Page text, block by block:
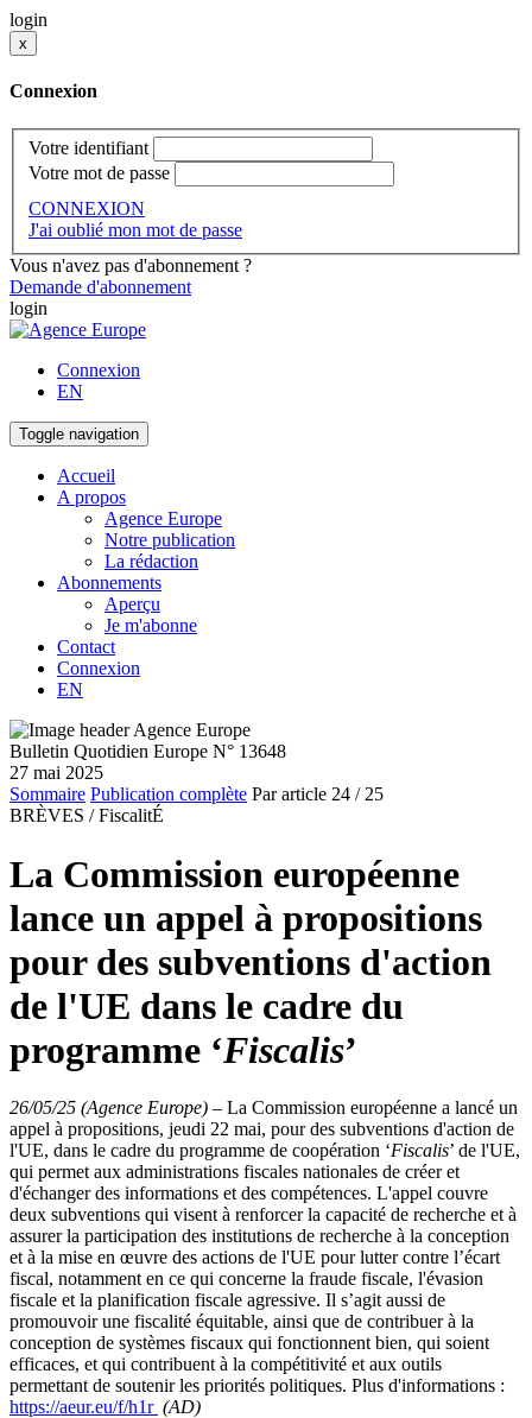
login
x
Connexion
Votre identifiant
Votre mot de passe
CONNEXION
J'ai oublié mon mot de passe
Vous n'avez pas d'abonnement ?
Demande d'abonnement
login
Connexion
EN
Toggle navigation
Accueil
A propos
Agence Europe
Notre publication
La rédaction
Abonnements
Aperçu
Je m'abonne
Contact
Connexion
EN
Bulletin Quotidien Europe N° 13648
27 mai 2025
Sommaire Publication complète Par article 24 / 25
BRÈVES / FiscalitÉ
La Commission européenne
lance un appel à propositions
pour des subventions d'action
de l'UE dans le cadre du
programme ‘Fiscalis’
26/05/25 (Agence Europe) – La Commission européenne a lancé un
appel à propositions, jeudi 22 mai, pour des subventions d'action de
l'UE, dans le cadre du programme de coopération ‘Fiscalis’ de l'UE,
qui permet aux administrations fiscales nationales de créer et
d'échanger des informations et des compétences. L'appel couvre
deux subventions qui visent à renforcer la capacité de recherche et à
assurer la participation des institutions de recherche à la conception
et à la mise en œuvre des actions de l'UE pour lutter contre l’écart
fiscal, notamment en ce qui concerne la fraude fiscale, l'évasion
fiscale et la planification fiscale agressive. Il s’agit aussi de
promouvoir une fiscalité équitable, ainsi que de contribuer à la
conception de systèmes fiscaux qui fonctionnent bien, qui soient
efficaces, et qui contribuent à la compétitivité et aux outils
permettant de soutenir les priorités politiques. Plus d'informations :
https://aeur.eu/f/h1r (AD)